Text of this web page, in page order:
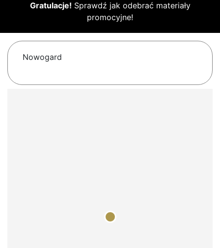
Gratulacje! Sprawdź jak odebrać materiały
promocyjne!
Nowogard